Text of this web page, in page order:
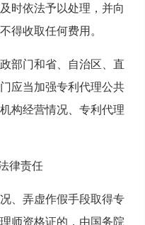
时依法予以处理，并向
得收取任何费用。
门和省、自治区、直
应当加强专利代理公共
构经营情况、专利代理
责任
弄虚作假手段取得专
师资格证的，由国务院